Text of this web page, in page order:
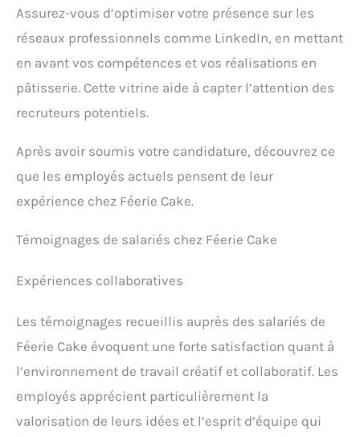
Assurez-vous d’optimiser votre présence sur les
réseaux professionnels comme LinkedIn, en mettant
en avant vos compétences et vos réalisations en
pâtisserie. Cette vitrine aide à capter l’attention des
recruteurs potentiels.
Après avoir soumis votre candidature, découvrez ce
que les employés actuels pensent de leur
expérience chez Féerie Cake.
Témoignages de salariés chez Féerie Cake
Expériences collaboratives
Les témoignages recueillis auprès des salariés de
Féerie Cake évoquent une forte satisfaction quant à
l’environnement de travail créatif et collaboratif. Les
employés apprécient particulièrement la
valorisation de leurs idées et l’esprit d’équipe qui